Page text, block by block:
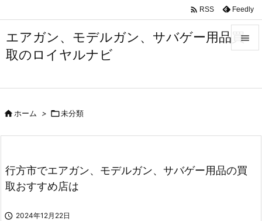
エアガン、モデルガン、サバゲー用品買
取のロイヤルナビ


前へ
次へ
 RSS Feedly
ホーム > 未分類
行方市でエアガン、モデルガン、サバゲー用品の買
取おすすめ店は
 2024年12月22日